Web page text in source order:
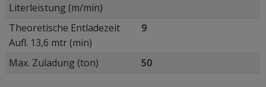
Literleistung (m/min)
Theoretische Entladezeit
Aufl. 13,6 mtr (min)
9
Max. Zuladung (ton) 50